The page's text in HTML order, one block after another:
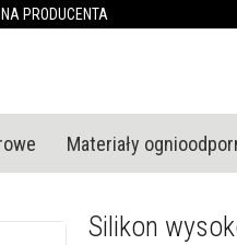
PRODUCENTA
Materiały
Silikon